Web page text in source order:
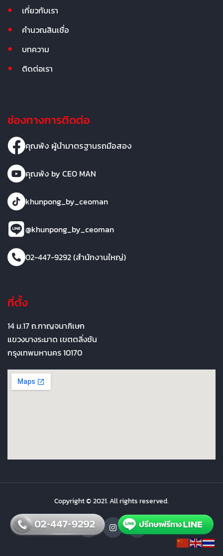
เกี่ยวกับเรา
คำนวณสินเชื่อ
บทความ
ติดต่อเรา
ช่องทางการติดต่อ
คุณพ้ง ผู้นำมาตรฐานรถมือสอง
คุณพ้ง by CEO MAN
khunpong_by_ceoman
@khunpong_by_ceoman
02-447-9292 (สำนักงานใหญ่)
ที่ตั้ง
14 ม.17 ถ.กาญจนาภิเษก
แขวงบางระมาด เขตตลิ่งชัน
กรุงเทพมหานคร 10170
Copyright © 2021. All rights reserved.